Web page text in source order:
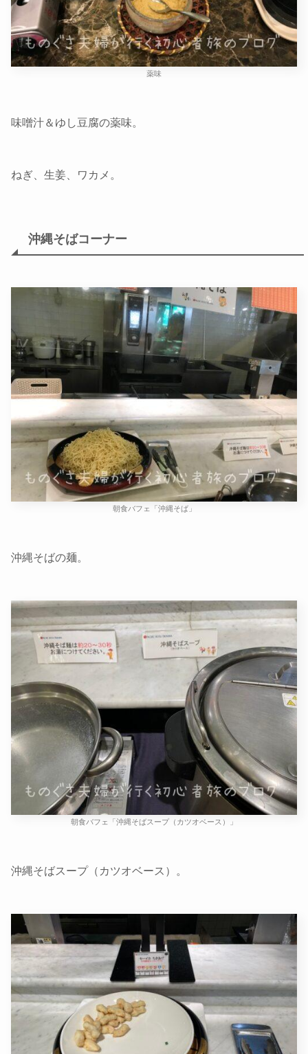
薬味
味噌汁＆ゆし豆腐の薬味。
ねぎ、生姜、ワカメ。
沖縄そばコーナー
朝食バフェ「沖縄そば」
沖縄そばの麺。
朝食バフェ「沖縄そばスープ（カツオベース）」
沖縄そばスープ（カツオベース）。